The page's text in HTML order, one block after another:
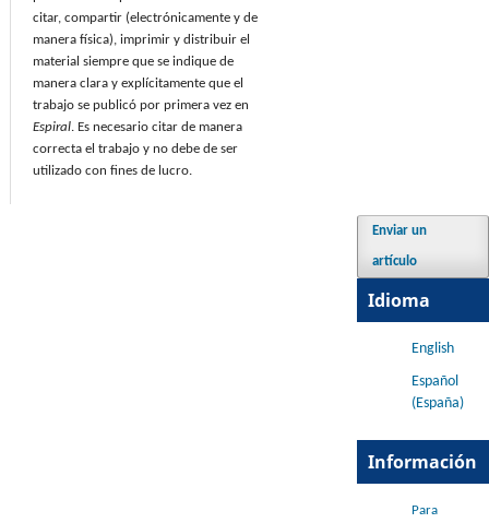
citar, compartir (electrónicamente y de
manera física), imprimir y distribuir el
material siempre que se indique de
manera clara y explícitamente que el
trabajo se publicó por primera vez en
Espiral. Es necesario citar de manera
correcta el trabajo y no debe de ser
utilizado con fines de lucro.
Enviar un
artículo
Idioma
English
Español
(España)
Información
Para